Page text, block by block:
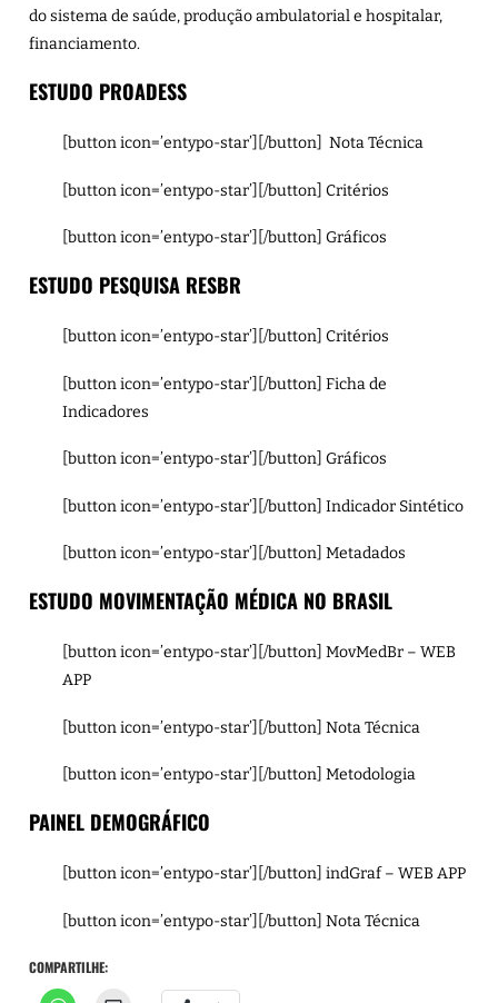
do sistema de saúde, produção ambulatorial e hospitalar,
financiamento.
ESTUDO PROADESS
[button icon=’entypo-star’][/button] Nota Técnica
[button icon=’entypo-star’][/button] Critérios
[button icon=’entypo-star’][/button] Gráficos
ESTUDO PESQUISA RESBR
[button icon=’entypo-star’][/button] Critérios
[button icon=’entypo-star’][/button] Ficha de
Indicadores
[button icon=’entypo-star’][/button] Gráficos
[button icon=’entypo-star’][/button] Indicador Sintético
[button icon=’entypo-star’][/button] Metadados
ESTUDO MOVIMENTAÇÃO MÉDICA NO BRASIL
[button icon=’entypo-star’][/button] MovMedBr – WEB
APP
[button icon=’entypo-star’][/button] Nota Técnica
[button icon=’entypo-star’][/button] Metodologia
PAINEL DEMOGRÁFICO
[button icon=’entypo-star’][/button] indGraf – WEB APP
[button icon=’entypo-star’][/button] Nota Técnica
COMPARTILHE: